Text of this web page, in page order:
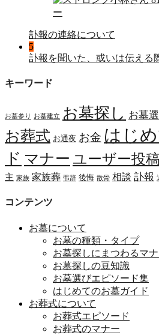
訃報の連絡について
5
訃報を聞いた、或いは伝える
キーワード
お墓参り お墓建立 お墓探し お墓
お葬式 お通夜 お金 はじ
ド マナー ユーザー投稿
主 家族 家族葬 弔辞 後悔 散骨 相談 訃報
コンテンツ
お墓について
お墓の種類・タイプ
お墓探しにまつわるマ
お墓探しの豆知識
お墓選びエピソード集
はじめてのお墓ガイド
お葬式について
お葬式エピソード
お葬式のマナー